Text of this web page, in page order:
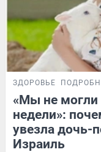
ЗДОРОВЬЕ
«Мы не
недели»:
увезла дочь-
Израиль